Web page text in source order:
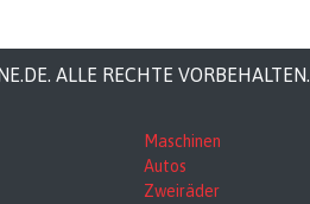
ALLE RECHTE VORBEHALTEN.
Maschinen
Autos
Zweiräder